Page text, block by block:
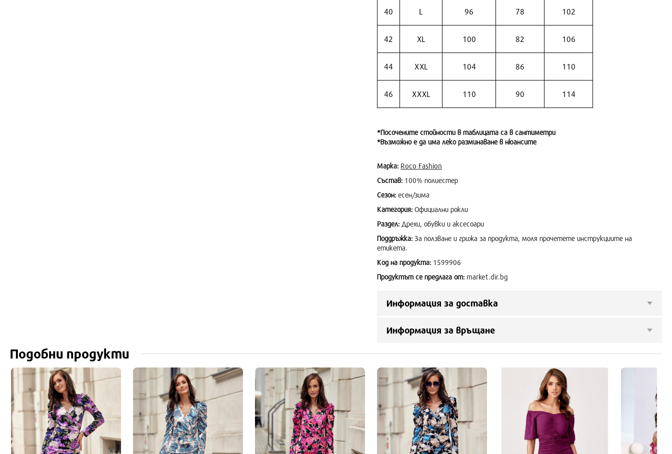
40 L 96 78 102
42 XL 100 82 106
44 XXL 104 86 110
46 XXXL 110 90 114
*Посочените стойности в таблицата са в сантиметри
*Възможно е да има леко разминаване в нюансите
Марка: Roco Fashion
Състав: 100% полиестер
Сезон: есен/зима
Категория: Официални рокли
Раздел: Дрехи, обувки и аксесоари
Поддръжка: За ползване и грижа за продукта, моля прочетете инструкциите на
етикета.
Код на продукта: 1599906
Продуктът се предлага от: market.dir.bg
Информация за доставка
Информация за връщане
Подобни продукти